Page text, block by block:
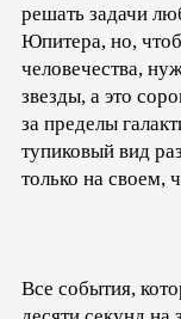
решать задачи
Юпитера, но,
человечества,
звезды, а это
за пределы
тупиковый вид
только на своем,
Все события,